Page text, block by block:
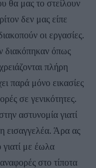
θα μας το στείλουν
δεν μας είπε
οι εργασίες.
διακόπηκαν όπως
πλήρη
παρά μόνο εικασίες
σε γενικότητες.
αστυνομία γιατί
εισαγγελέα. Άρα ας
γιατί με έωλα
στο τίποτα